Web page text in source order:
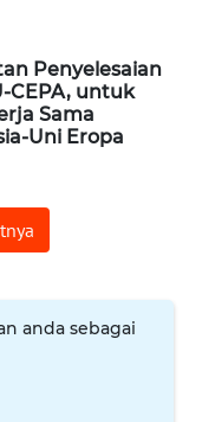
Penyelesaian
CEPA, untuk
Sama
Uni Eropa
anda sebagai